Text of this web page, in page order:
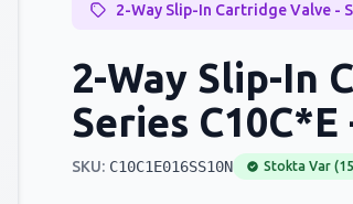
2-Way Slip-In Cartridge Valve -
2-Way Slip-In
Series C10C*E
SKU: C10C1E016SS10N Stokta Var